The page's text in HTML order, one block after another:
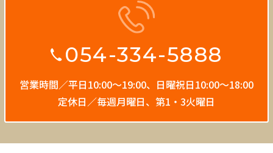
054-334-5888
営業時間／平日10:00〜19:00、 日曜祝日10:00〜18:00
定休日／毎週月曜日、第1・3火曜日